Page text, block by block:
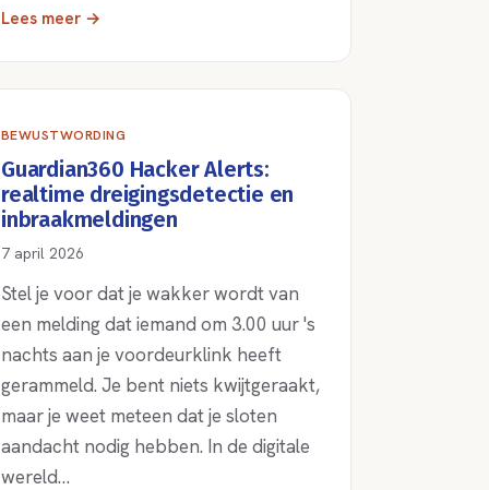
Lees meer →
BEWUSTWORDING
Guardian360 Hacker Alerts:
realtime dreigingsdetectie en
inbraakmeldingen
7 april 2026
Stel je voor dat je wakker wordt van
een melding dat iemand om 3.00 uur 's
nachts aan je voordeurklink heeft
gerammeld. Je bent niets kwijtgeraakt,
maar je weet meteen dat je sloten
aandacht nodig hebben. In de digitale
wereld…